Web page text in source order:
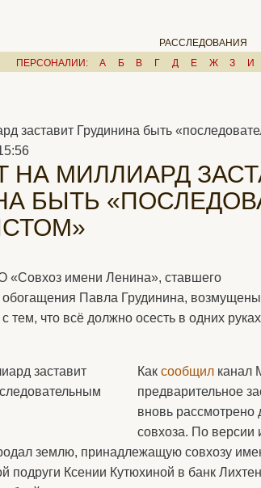
РАССЛЕДОВАНИЯ
ПЕРСОНАЛИИ:
А Б В Г Д Е Ж З И
заставит Грудинина быть
НА МИЛЛИАРД
БЫТЬ
«Совхоз имени Ленина», ставшего
обогащения Павла Грудинина, возмущены
тем, что всё должно осесть в одних руках
Как сообщил канал
предварительное
вновь рассмотрено
совхоза. По версии
землю, принадлежащую совхозу
подруги Ксении Кутюхиной в банк